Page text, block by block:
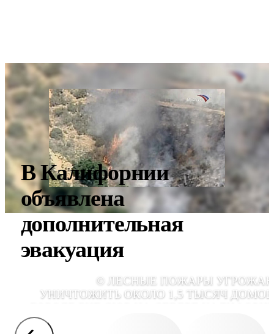
В Калифорнии
объявлена
дополнительная
эвакуация
© ЛЕСНЫЕ ПОЖАРЫ
УНИЧТОЖИТЬ ОКОЛО 1,5 ТЫСЯЧ